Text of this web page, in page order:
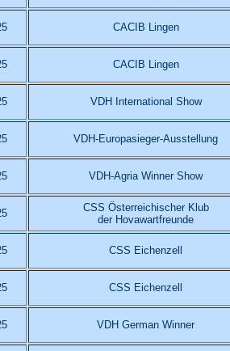
CACIB Lingen
CACIB Lingen
VDH International Show
VDH-Europasieger-Ausstellung
VDH-Agria Winner Show
CSS Österreichischer Klub
der Hovawartfreunde
CSS Eichenzell
CSS Eichenzell
VDH German Winner